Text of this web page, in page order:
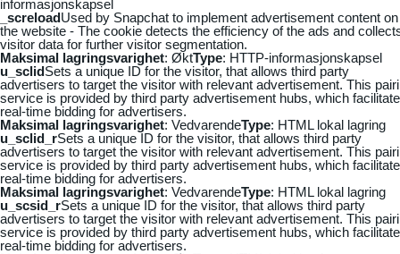
informasjonskapsel
_screloadUsed by Snapchat to implement advertisement content on
the website - The cookie detects the efficiency of the ads and
visitor data for further visitor segmentation.
Maksimal lagringsvarighet: ØktType: HTTP-informasjonskapsel
u_sclidSets a unique ID for the visitor, that allows third party
advertisers to target the visitor with relevant advertisement. This
service is provided by third party advertisement hubs, which
real-time bidding for advertisers.
Maksimal lagringsvarighet: VedvarendeType: HTML lokal lagring
u_sclid_rSets a unique ID for the visitor, that allows third party
advertisers to target the visitor with relevant advertisement. This
service is provided by third party advertisement hubs, which
real-time bidding for advertisers.
Maksimal lagringsvarighet: VedvarendeType: HTML lokal lagring
u_scsid_rSets a unique ID for the visitor, that allows third party
advertisers to target the visitor with relevant advertisement. This
service is provided by third party advertisement hubs, which
real-time bidding for advertisers.